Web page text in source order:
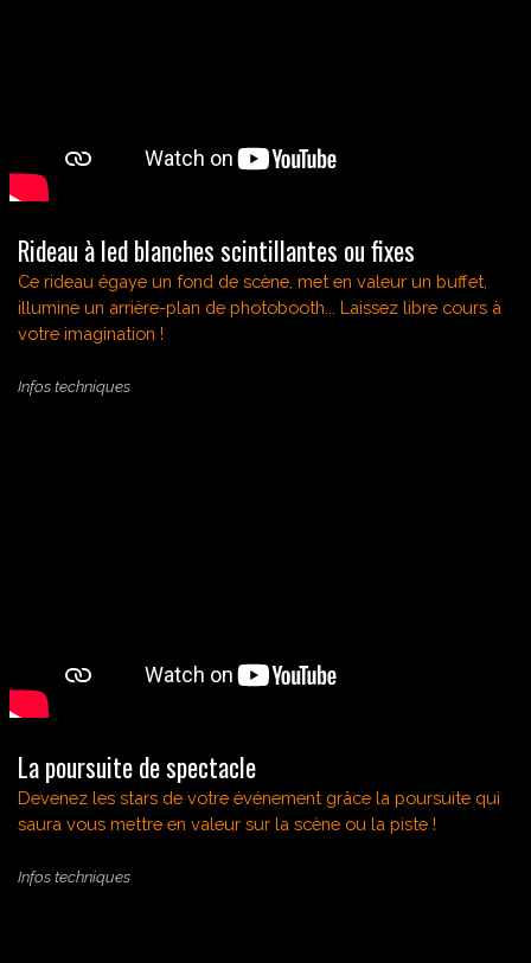
Rideau à led blanches scintillantes ou fixes
Ce rideau égaye un fond de scène, met en valeur un buffet,
illumine un arrière-plan de photobooth... Laissez libre cours à
votre imagination !
Infos techniques
La poursuite de spectacle
Devenez les stars de votre événement grâce la poursuite qui
saura vous mettre en valeur sur la scène ou la piste !
Infos techniques